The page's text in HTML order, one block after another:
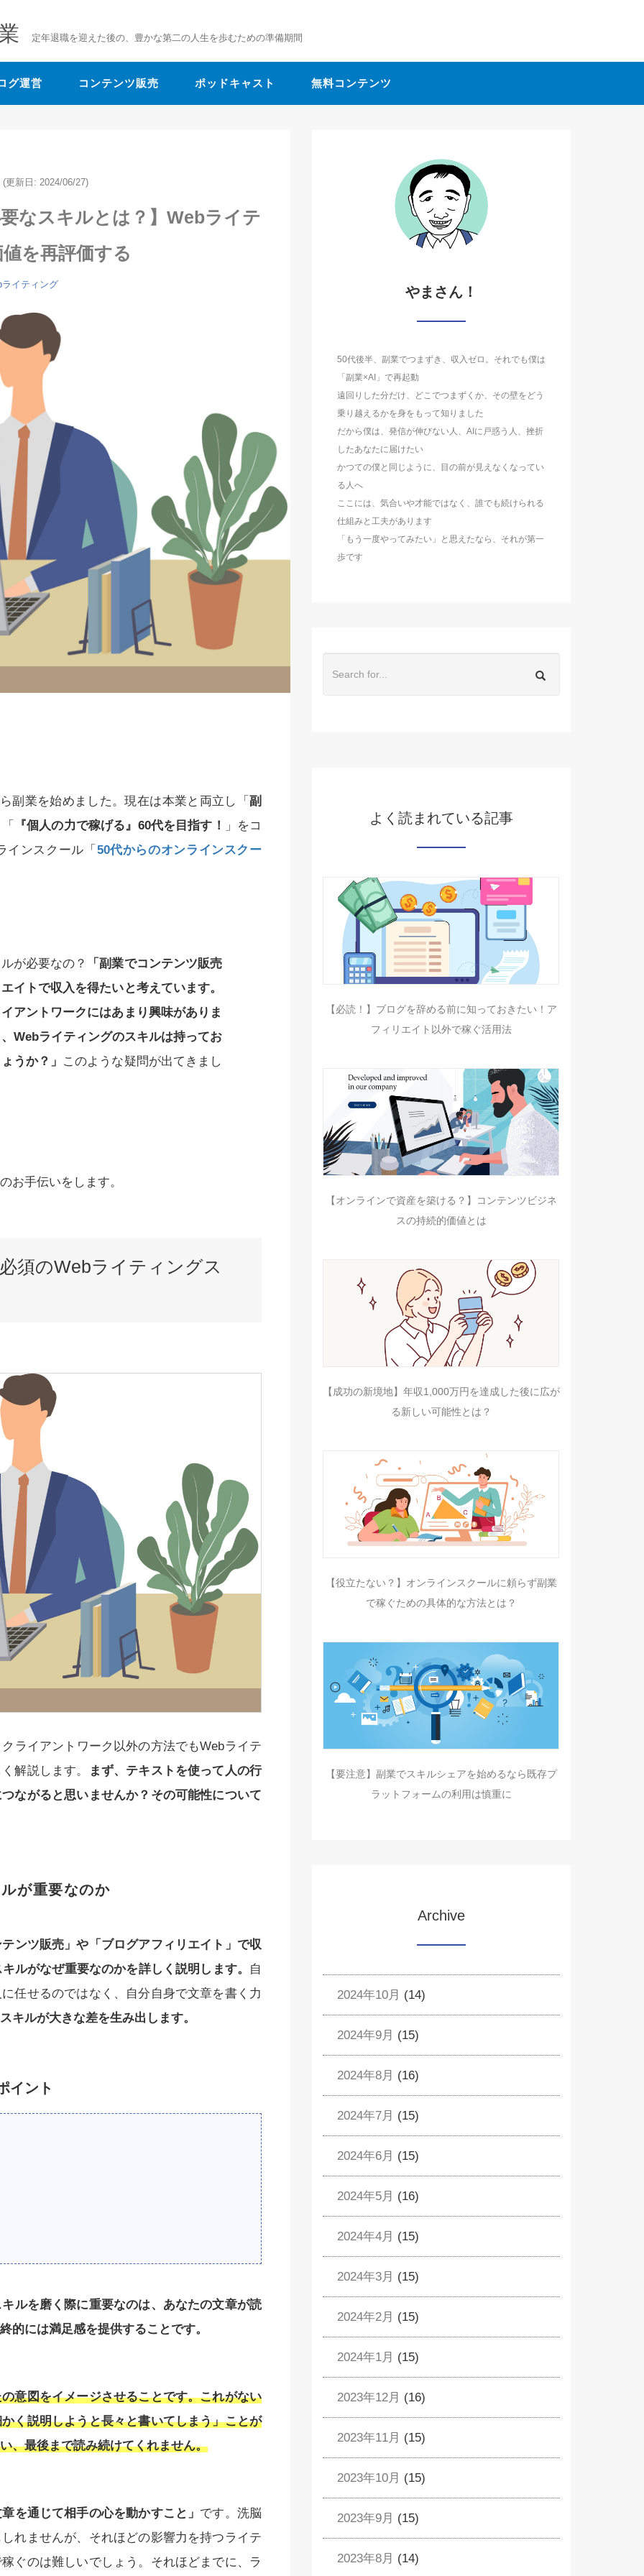
定年退職を迎えた後の、豊かな第二の人生を歩むための準備期間
グ運営 コンテンツ販売 ポッドキャスト 無料コンテンツ
(更新日: 2024/06/27)
なスキルとは？】Webライテ
を再評価する
ライティング
副業を始めました。現在は本業と両立し「 副
『個人の力で稼げる』60代を目指す！
」をコ
インスクール「 50代からのオンラインスクー
が必要なの？
「副業でコンテンツ販売
イトで収入を得たいと考えています。
アントワークにはあまり興味がありま
Webライティングのスキルは持ってお
うか？」 このような疑問が出てきまし
お手伝いをします。
須のWebライティングス
ライアントワーク以外の方法でもWebライテ
解説します。
まず、テキストを使って人の行
ながると思いませんか？その可能性について
が重要なのか
ンツ販売」や「ブログアフィリエイト」で収
ルがなぜ重要なのかを詳しく説明します。
自
任せるのではなく、自分自身で文章を書く力
キルが大きな差を生み出します。
イント
ルを磨く際に重要なのは、あなたの文章が読
的には満足感を提供することです。
意図をイメージさせることです。これがない
く説明しようと長々と書いてしまう」ことが
、最後まで読み続けてくれません。
を通じて相手の心を動かすこと」 です。洗脳
れませんが、それほどの影響力を持つライテ
ぐのは難しいでしょう。それほどまでに、ラ
やまさん！
50代後半、副業でつまずき、収入ゼロ。それでも僕は
「副業×AI」で再起動
遠回りした分だけ、どこでつまずくか、その壁をどう
乗り越えるかを身をもって知りました
だから僕は、発信が伸びない人、AIに戸惑う人、挫折
したあなたに届けたい
かつての僕と同じように、目の前が見えなくなってい
る人へ
ここには、気合いや才能ではなく、誰でも続けられる
仕組みと工夫があります
「もう一度やってみたい」と思えたなら、それが第一
歩です
よく読まれている記事
【必読！】ブログを辞める前に知っておきたい！ア
フィリエイト以外で稼ぐ活用法
【オンラインで資産を築ける？】コンテンツビジネ
スの持続的価値とは
【成功の新境地】年収1,000万円を達成した後に広が
る新しい可能性とは？
【役立たない？】オンラインスクールに頼らず副業
で稼ぐための具体的な方法とは？
【要注意】副業でスキルシェアを始めるなら既存プ
ラットフォームの利用は慎重に
Archive
2024年10月 (14)
2024年9月 (15)
2024年8月 (16)
2024年7月 (15)
2024年6月 (15)
2024年5月 (16)
2024年4月 (15)
2024年3月 (15)
2024年2月 (15)
2024年1月 (15)
2023年12月 (16)
2023年11月 (15)
2023年10月 (15)
2023年9月 (15)
2023年8月 (14)